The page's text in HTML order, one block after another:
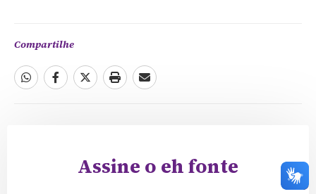
Compartilhe
Assine o eh fonte